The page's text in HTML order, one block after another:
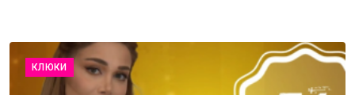
КЛЮКИ